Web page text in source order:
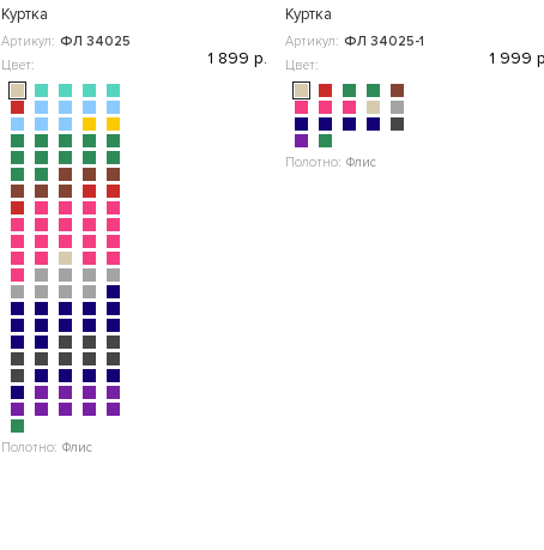
Куртка
Артикул: ФЛ 34025
Цвет:
Полотно: Флис
1 899 р.
Куртка
Артикул: ФЛ 34025-1
Цвет:
Полотно: Флис
1 999